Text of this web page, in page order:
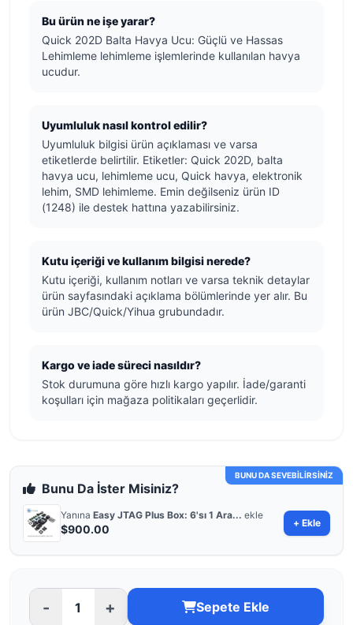
Bu ürün ne işe yarar?
Quick 202D Balta Havya Ucu: Güçlü ve Hassas
Lehimleme lehimleme işlemlerinde kullanılan havya
ucudur.
Uyumluluk nasıl kontrol edilir?
Uyumluluk bilgisi ürün açıklaması ve varsa
etiketlerde belirtilir. Etiketler: Quick 202D, balta
havya ucu, lehimleme ucu, Quick havya, elektronik
lehim, SMD lehimleme. Emin değilseniz ürün ID
(1248) ile destek hattına yazabilirsiniz.
Kutu içeriği ve kullanım bilgisi nerede?
Kutu içeriği, kullanım notları ve varsa teknik detaylar
ürün sayfasındaki açıklama bölümlerinde yer alır. Bu
ürün JBC/Quick/Yihua grubundadır.
Kargo ve iade süreci nasıldır?
Stok durumuna göre hızlı kargo yapılır. İade/garanti
koşulları için mağaza politikaları geçerlidir.
BUNU DA SEVEBİLİRSİNİZ
Bunu Da İster Misiniz?
Yanına Easy JTAG Plus Box: 6'sı 1 Ara... ekle
$900.00 + Ekle
- + Sepete Ekle